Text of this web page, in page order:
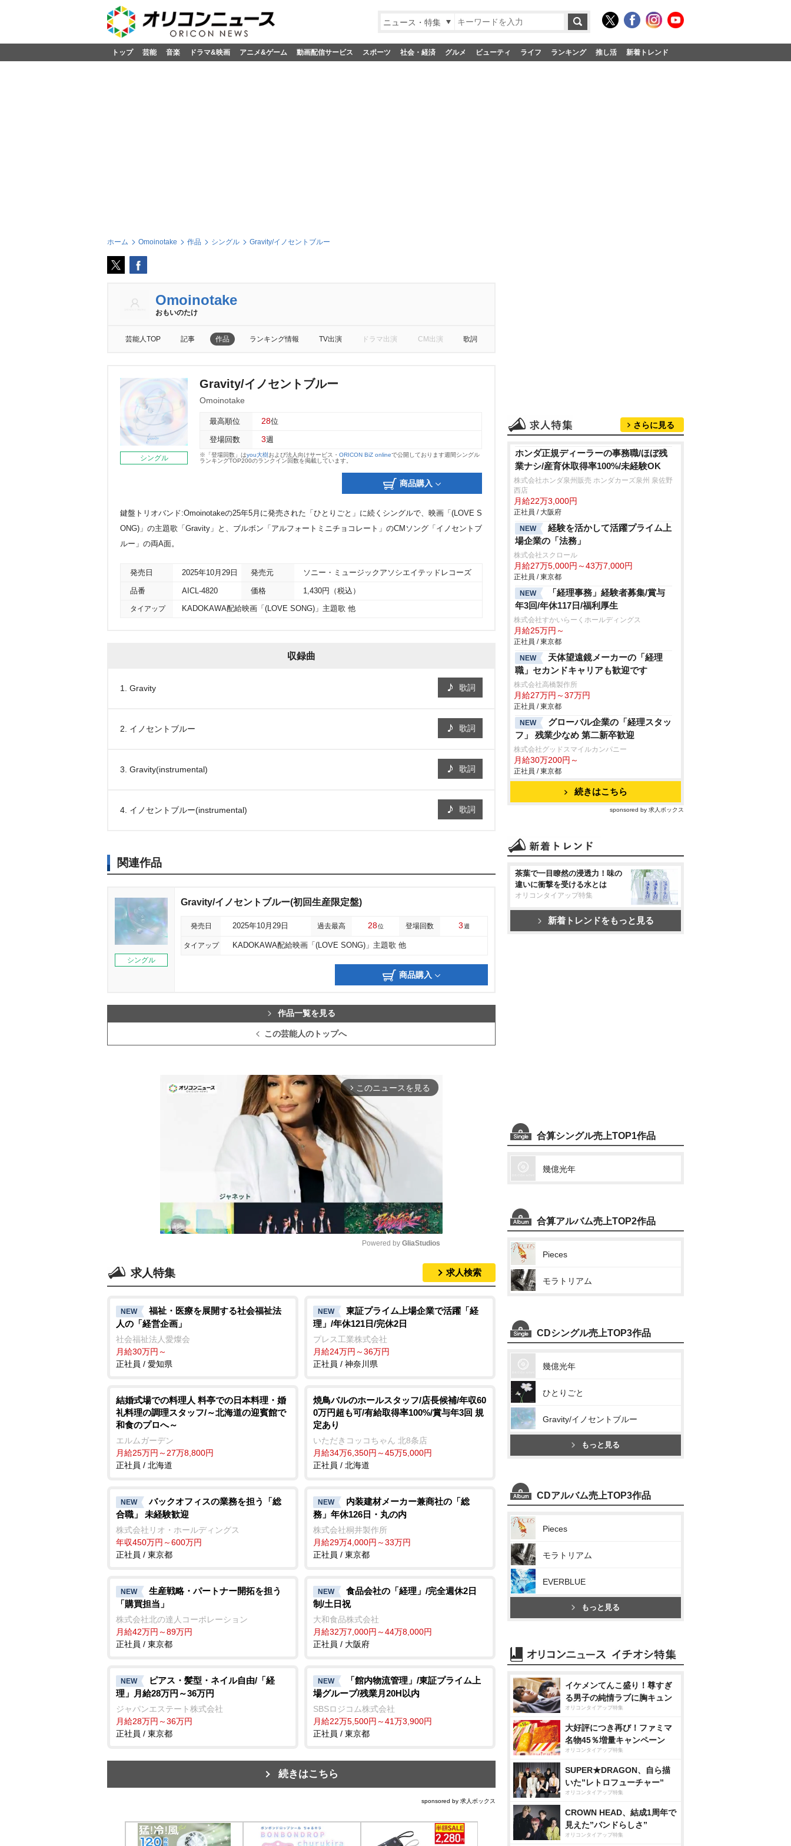
ニュース・特集
トップ 芸能 音楽 ドラマ&映画 アニメ&ゲーム 動画配信サービス スポーツ 社会・経済 グルメ ビューティ ライフ ランキング 推し活 新着トレンド
ホーム Omoinotake 作品 シングル Gravity/イノセントブルー
Omoinotake
おもいのたけ
芸能人TOP 記事 作品 ランキング情報 TV出演 ドラマ出演 CM出演 歌詞
シングル
Gravity/イノセントブルー
Omoinotake
最高順位 28位
登場回数 3週
※「登場回数」はyou大樹および法人向けサービス・ ORICON BiZ onlineで公開しております週間シングル
ランキングTOP200のランクイン回数を掲載しています。
商品購入
鍵盤トリオバンド:Omoinotakeの25年5月に発売された「ひとりごと」に続くシングルで、映画「(LOVE S
ONG)」の主題歌「Gravity」と、ブルボン「アルフォートミニチョコレート」のCMソング「イノセントブ
ルー」の両A面。
発売日 2025年10月29日 発売元 ソニー・ミュージックアソシエイテッドレコーズ
品番 AICL-4820 価格 1,430円（税込）
タイアップ KADOKAWA配給映画「(LOVE SONG)」主題歌 他
収録曲
1. Gravity 歌詞
2. イノセントブルー 歌詞
3. Gravity(instrumental) 歌詞
4. イノセントブルー(instrumental) 歌詞
関連作品
シングル
Gravity/イノセントブルー(初回生産限定盤)
発売日 2025年10月29日 過去最高 28位 登場回数 3週
タイアップ KADOKAWA配給映画「(LOVE SONG)」主題歌 他
商品購入
作品一覧を見る
この芸能人のトップへ
arrow_forward_ios このニュースを見る
t
e
Powered by GliaStudios
求人特集 求人検索
NEW
福祉・医療を展開する社会福祉法
人の「経営企画」
社会福祉法人愛燦会
月給30万円～
正社員 / 愛知県
NEW
東証プライム上場企業で活躍「経
理」/年休121日/完休2日
プレス工業株式会社
月給24万円～36万円
正社員 / 神奈川県
結婚式場での料理人 料亭での日本料理・婚
礼料理の調理スタッフ/～北海道の迎賓館で
和食のプロへ～
エルムガーデン
月給25万円～27万8,800円
正社員 / 北海道
焼鳥バルのホールスタッフ/店長候補/年収60
0万円超も可/有給取得率100%/賞与年3回 規
定あり
いただきコッコちゃん 北8条店
月給34万6,350円～45万5,000円
正社員 / 北海道
NEW
バックオフィスの業務を担う「総
合職」 未経験歓迎
株式会社リオ・ホールディングス
年収450万円～600万円
正社員 / 東京都
NEW
内装建材メーカー兼商社の「総
務」年休126日・丸の内
株式会社桐井製作所
月給29万4,000円～33万円
正社員 / 東京都
NEW
生産戦略・パートナー開拓を担う
「購買担当」
株式会社北の達人コーポレーション
月給42万円～89万円
正社員 / 東京都
NEW
食品会社の「経理」/完全週休2日
制/土日祝
大和食品株式会社
月給32万7,000円～44万8,000円
正社員 / 大阪府
NEW
ピアス・髪型・ネイル自由/「経
理」月給28万円～36万円
ジャパンエステート株式会社
月給28万円～36万円
正社員 / 東京都
NEW
「館内物流管理」/東証プライム上
場グループ/残業月20H以内
SBSロジコム株式会社
月給22万5,500円～41万3,900円
正社員 / 東京都
続きはこちら
sponsored by 求人ボックス
さらに見る
ホンダ正規ディーラーの事務職/ほぼ残
業ナシ/産育休取得率100%/未経験OK
株式会社ホンダ泉州販売 ホンダカーズ泉州 泉佐野
西店
月給22万3,000円
正社員 / 大阪府
NEW
経験を活かして活躍プライム上
場企業の「法務」
株式会社スクロール
月給27万5,000円～43万7,000円
正社員 / 東京都
NEW
「経理事務」経験者募集/賞与
年3回/年休117日/福利厚生
株式会社すかいらーくホールディングス
月給25万円～
正社員 / 東京都
NEW
天体望遠鏡メーカーの「経理
職」セカンドキャリアも歓迎です
株式会社高橋製作所
月給27万円～37万円
正社員 / 東京都
NEW
グローバル企業の「経理スタッ
フ」 残業少なめ 第二新卒歓迎
株式会社グッドスマイルカンパニー
月給30万200円～
正社員 / 東京都
続きはこちら
sponsored by 求人ボックス
茶葉で一目瞭然の浸透力！味の
違いに衝撃を受ける水とは
オリコンタイアップ特集
新着トレンドをもっと見る
合算シングル売上TOP1作品
幾億光年
合算アルバム売上TOP2作品
Pieces
モラトリアム
CDシングル売上TOP3作品
幾億光年
ひとりごと
Gravity/イノセントブルー
もっと見る
CDアルバム売上TOP3作品
Pieces
モラトリアム
EVERBLUE
もっと見る
イケメンてんこ盛り！尊すぎ
る男子の純情ラブに胸キュン
オリコンタイアップ特集
大好評につき再び！ファミマ
名物45％増量キャンペーン
オリコンタイアップ特集
SUPER★DRAGON、自ら描
いた”レトロフューチャー”
オリコンタイアップ特集
CROWN HEAD、結成1周年で
見えた”バンドらしさ”
オリコンタイアップ特集